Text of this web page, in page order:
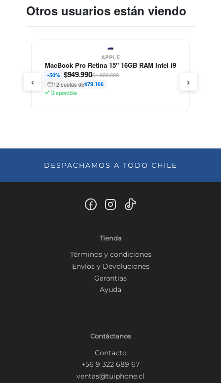
Otros usuarios están viendo
APPLE
MacBook Pro Retina 15" 16GB RAM Intel i9
-50% $949.990$1.899.990
12 cuotas de$79.166
Disponible
‹ ›
DESPACHAMOS A TODO CHILE
Tienda
Términos y condiciones
Envíos y Devoluciones
Garantías
Ayuda
Contáctanos
Contacto
+56 9 322 689 67
ventas@tuiphone.cl